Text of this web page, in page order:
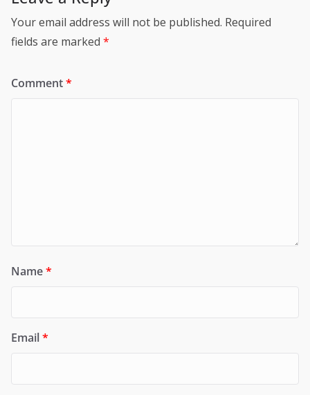
Your email address will not be published. Required
fields are marked *
Comment*
Name*
Email*